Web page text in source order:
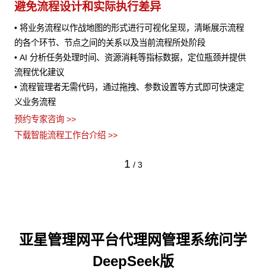
避免流程设计和实际执行差异
• 将业务流程以作战地图的形式进行可视化呈现，清晰展示流程
的各个环节、节点之间的关系以及当前流程所处阶段
• AI 分析任务处理时间、资源消耗等指标数据，定位瓶颈并提供
流程优化建议
• 流程管理者无需代码，通过拖拽、参数设置等方式即可快速定
义业务流程
预约专家咨询 >>
下载智能流程工作台介绍 >>
1 / 3
亚星管理网平台代理网管理系统问学
DeepSeek版